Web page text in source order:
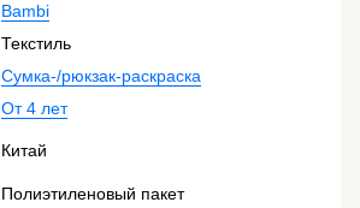
Bambi
Текстиль
Сумка-/рюкзак-раскраска
От 4 лет
Китай
Полиэтиленовый пакет